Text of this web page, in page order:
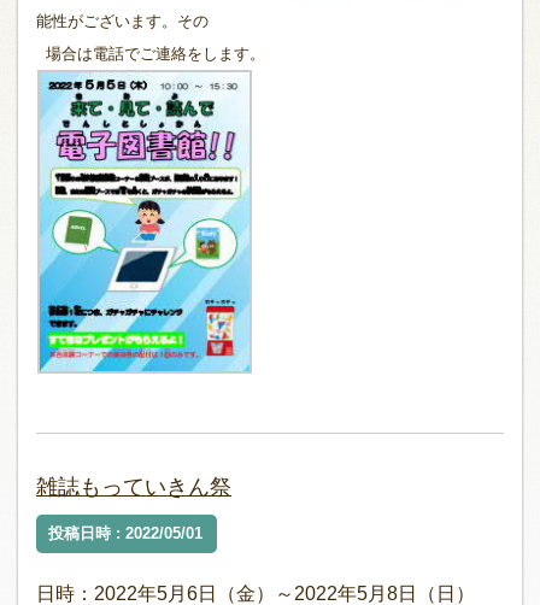
能性がございます。その
場合は電話でご連絡をします。
雑誌もっていきん祭
投稿日時 : 2022/05/01
日時：2022年5月6日（金）～2022年5月8日（日）